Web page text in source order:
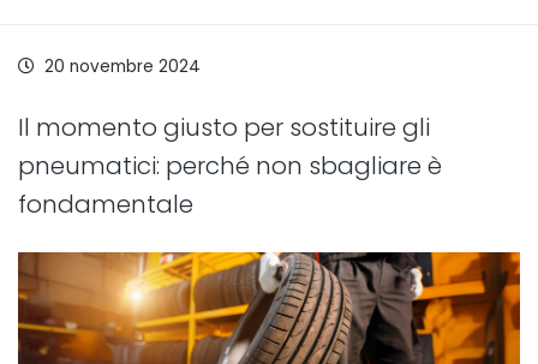
20 novembre 2024
Il momento giusto per sostituire gli
pneumatici: perché non sbagliare è
fondamentale